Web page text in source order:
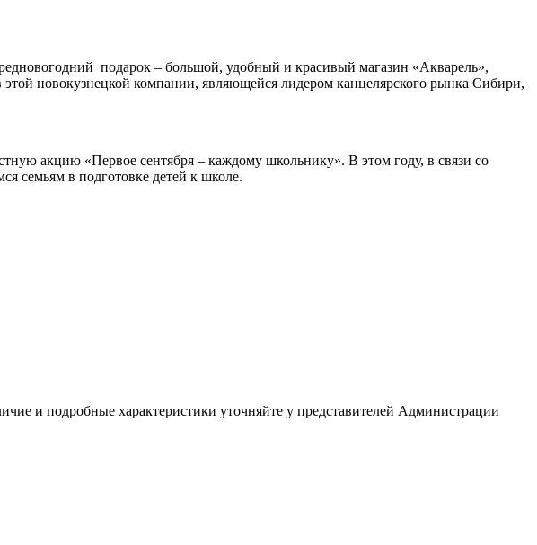
подарок – большой, удобный и красивый магазин «Акварель»,
новокузнецкой компании, являющейся лидером канцелярского рынка Сибири,
акцию «Первое сентября – каждому школьнику». В этом году, в связи со
семьям в подготовке детей к школе.
и подробные характеристики уточняйте у представителей Администрации